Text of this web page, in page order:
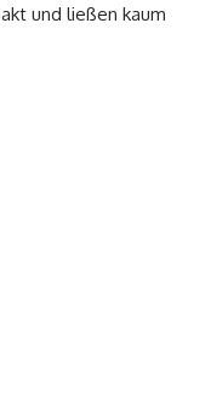
und ließen kaum